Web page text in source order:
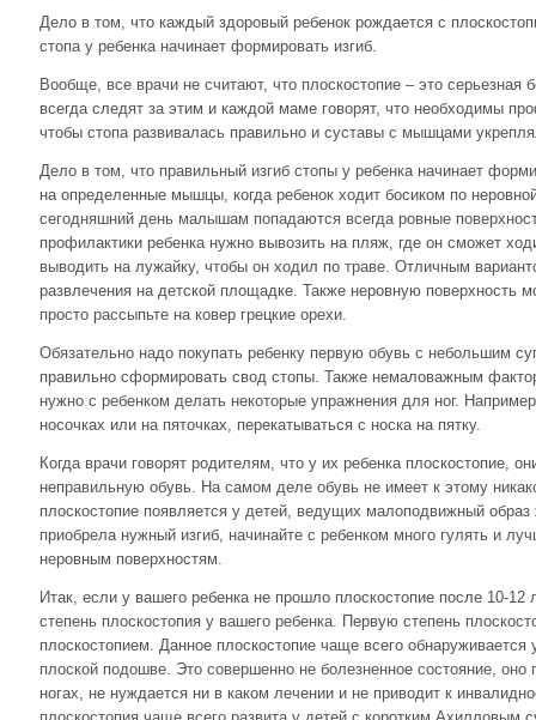
Дело в том, что каждый здоровый ребенок рождается с
стопа у ребенка начинает формировать изгиб.
Вообще, все врачи не считают, что плоскостопие – это серьезная
всегда следят за этим и каждой маме говорят, что необходимы
чтобы стопа развивалась правильно и суставы с мышцами
Дело в том, что правильный изгиб стопы у ребенка начинает
на определенные мышцы, когда ребенок ходит босиком по
сегодняшний день малышам попадаются всегда ровные
профилактики ребенка нужно вывозить на пляж, где он сможет
выводить на лужайку, чтобы он ходил по траве. Отличным
развлечения на детской площадке. Также неровную поверхность
просто рассыпьте на ковер грецкие орехи.
Обязательно надо покупать ребенку первую обувь с небольшим
правильно сформировать свод стопы. Также немаловажным
нужно с ребенком делать некоторые упражнения для ног.
носочках или на пяточках, перекатываться с носка на пятку.
Когда врачи говорят родителям, что у их ребенка плоскостопие,
неправильную обувь. На самом деле обувь не имеет к этому
плоскостопие появляется у детей, ведущих малоподвижный
приобрела нужный изгиб, начинайте с ребенком много гулять и
неровным поверхностям.
Итак, если у вашего ребенка не прошло плоскостопие после 10-12
степень плоскостопия у вашего ребенка. Первую степень
плоскостопием. Данное плоскостопие чаще всего обнаруживается
плоской подошве. Это совершенно не болезненное состояние, оно
ногах, не нуждается ни в каком лечении и не приводит к